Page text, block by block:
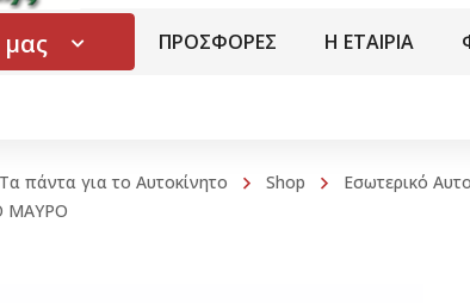
ΠΡΟΣΦΟΡΕΣ Η ΕΤΑΙΡΙΑ
πάντα για το Αυτοκίνητο Shop Εσωτερικό
ΜΑΥΡΟ